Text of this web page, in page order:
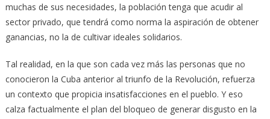
muchas de sus necesidades, la población tenga que acudir al
sector privado, que tendrá como norma la aspiración de obtener
ganancias, no la de cultivar ideales solidarios.
Tal realidad, en la que son cada vez más las personas que no
conocieron la Cuba anterior al triunfo de la Revolución, refuerza
un contexto que propicia insatisfacciones en el pueblo. Y eso
calza factualmente el plan del bloqueo de generar disgusto en la